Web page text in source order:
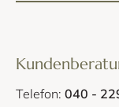
Telefon: 040 -